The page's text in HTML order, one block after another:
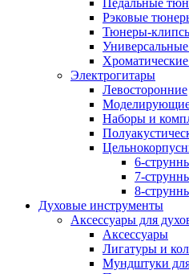
Педальные
Рэковые
Тюнеры-
Универсальные
Электрогитары
Левосторонние
Наборы и
6-
7-
8-
Духовые инструменты
Аксессуары для
Аксессуары
Лигатуры и
Мундштуки